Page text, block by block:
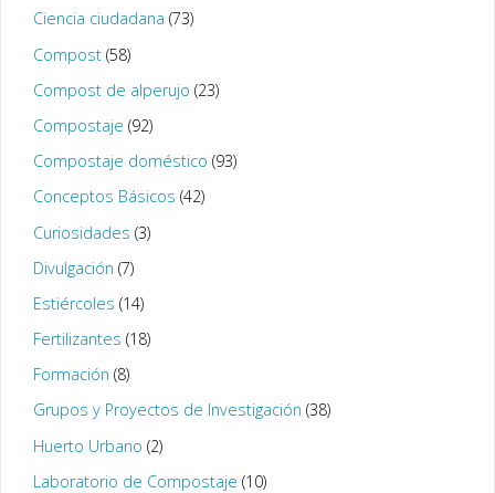
Ciencia ciudadana (73)
Compost(58)
Compost de alperujo (23)
Compostaje (92)
Compostaje doméstico (93)
Conceptos Básicos (42)
Curiosidades (3)
Divulgación (7)
Estiércoles (14)
Fertilizantes (18)
Formación (8)
Grupos y Proyectos de Investigación (38)
Huerto Urbano (2)
Laboratorio de Compostaje (10)